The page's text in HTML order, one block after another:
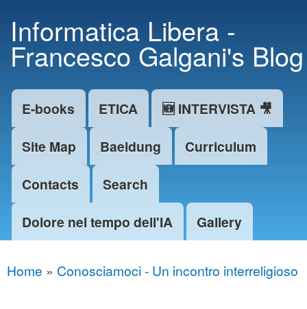
main
content
Informatica Libera -
Francesco Galgani's Blog
Main menu
E-books ETICA
🆕 INTERVISTA 🎥
Site Map
Baeldung
Curriculum
Contacts
Search
Dolore nel tempo dell'IA
Gallery
You are here
Home » Conosciamoci - Un incontro interreligioso